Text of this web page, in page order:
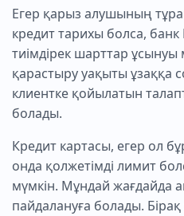
Егер қарыз алушының
кредит тарихы болса,
тиімдірек шарттар ұсынуы
қарастыру уақыты ұзаққа
клиентке қойылатын
болады.
Кредит картасы, егер ол
онда қолжетімді лимит
мүмкін. Мұндай жағдайда
пайдалануға болады. Бірақ